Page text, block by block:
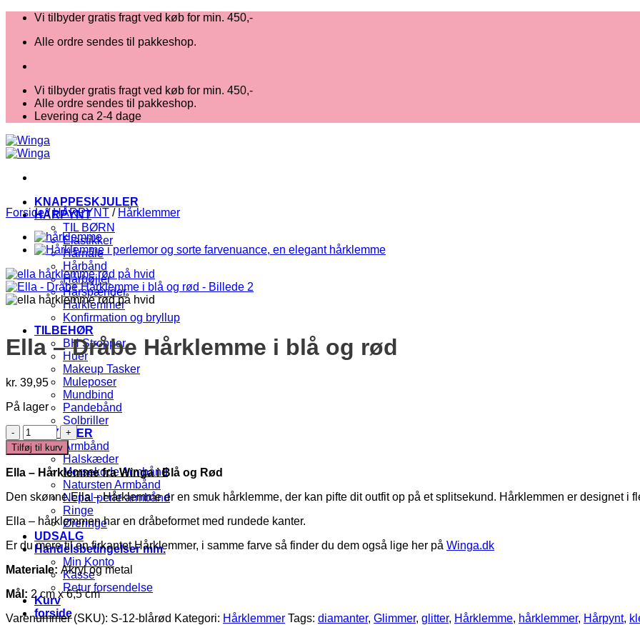
Fortsæt
indhold
Vi tilbyder gratis fragt ved køb for min. 450,-
Alle ordre sendes til pakkeshop.
Vi tilbyder gratis fragt ved køb for min. 450,-
Alle ordre sendes til pakkeshop.
Levering ca 2-4 dage
KNAPPESKJULER
HÅRPYNT
TIL BØRN
Elastikker
Hårnåle
Hårbånd
Hårbøjler
Hårspænder
Hårklemmer
Konfirmation og bryllup
TILBEHØR
BH Stropper
Huer
Makeup Tasker
Muleposer
Mundbind
Pandebånd
Solbriller
SMYKKER
Armbånd
Halskæder
Morsekode Armbånd
Natursten Armbånd
Nepal perle armbånd
Ringe
Øreringe
UDSALG
Handelsbetingelser mm.
Min Konto
Kasse
Retur forsendelse
Kurv
forside
Forside / HÅRPYNT / Hårklemmer
Ella – Dråbe Hårklemme i blå og rød
kr. 39,95
På lager
Ella
-
Dråbe
Hårklemme
blå
rød
antal
Tilføj til kurv
Ella – Hårklemme fra Winga i Blå og Rød
Den skønne Ella – Hårklemme er en smuk hårklemme, der kan pifte dit outfit op på et splitsekund. Hårklemmen er designet i
Ella – hårklemmen har en dråbeformet med rundede kanter.
Er du mere til en firkantet Hårklemmer, i samme farve så finder du dem også lige her på Winga.dk
Materiale: Akryl og metal
Mål: 2 cm x 6,5 cm
Varenummer (SKU): S-12-blårød Kategori: Hårklemmer Tags: diamanter, Glimmer, glitter, Hårklemme, hårklemmer, Hårpynt,